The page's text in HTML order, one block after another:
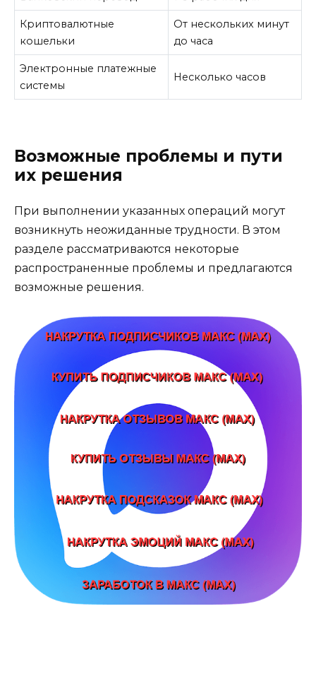
Криптовалютные
кошельки
От нескольких минут
до часа
Электронные платежные
системы
Несколько часов
Возможные проблемы и пути
их решения
При выполнении указанных операций могут
возникнуть неожиданные трудности. В этом
разделе рассматриваются некоторые
распространенные проблемы и предлагаются
возможные решения.